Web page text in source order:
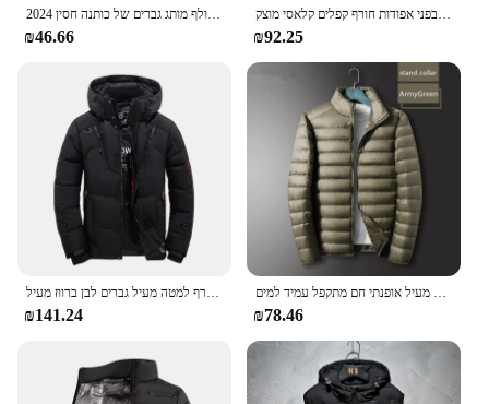
2024 עבה גברים חם חדש ז 'קט חורף גברים מזדמנים גברים גולף מותג גברים של כותנה חסין windproof
₪46.66
גרפן קל משקל כלפי מטה גברים לעמוד צווארון עמיד בפני אפודות חורף קפלים קלאסי מוצק
₪92.25
חורף למטה מעיל גברים לבן ברווז מעיל windproof נסיעות חמות מחנאות מעיל חדש בצבע מוצק בעבות מוצק ברדס
₪141.24
גברים של החורף לרזות מעיל אופנתי חם מתקפל עמיד למים Windproof לנשימה הלבשה עליונה בתוספת גודל גברים מעיל הסווטשרט
₪78.46